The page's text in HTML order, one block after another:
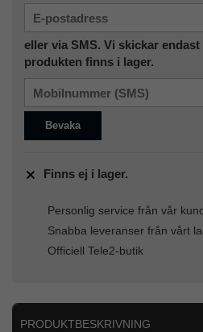
eller via SMS. Vi skickar
produkten finns i lager.
Bevaka
Finns ej i lager.
Personlig service från vår
Snabba leveranser från vårt
Officiell Tele2-butik
PRODUKTBESKRIVNING